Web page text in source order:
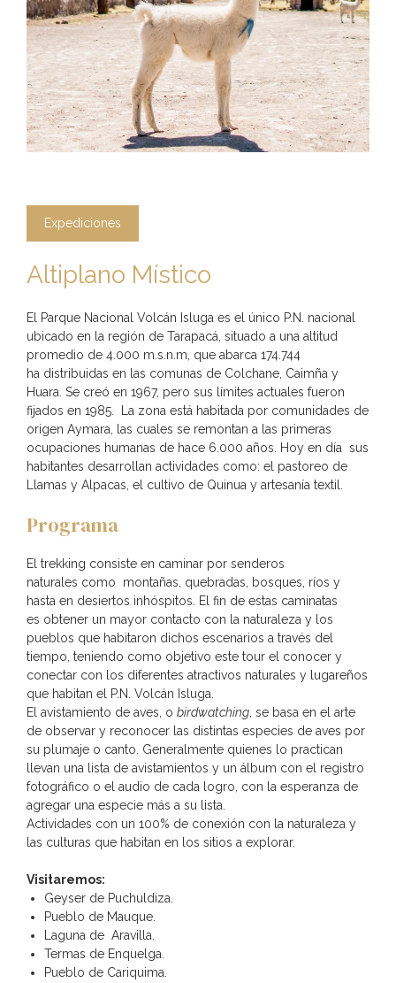
Expediciones
Altiplano Místico
El Parque Nacional Volcán Isluga es el único P.N. nacional
ubicado en la región de Tarapacá, situado a una altitud
promedio de 4.000 m.s.n.m, que abarca 174.744
ha distribuidas en las comunas de Colchane, Caimña y
Huara. Se creó en 1967, pero sus límites actuales fueron
fijados en 1985. La zona está habitada por comunidades de
origen Aymara, las cuales se remontan a las primeras
ocupaciones humanas de hace 6.000 años. Hoy en día sus
habitantes desarrollan actividades como: el pastoreo de
Llamas y Alpacas, el cultivo de Quinua y artesanía textil.
Programa
El trekking consiste en caminar por senderos
naturales como montañas, quebradas, bosques, ríos y
hasta en desiertos inhóspitos. El fin de estas caminatas
es obtener un mayor contacto con la naturaleza y los
pueblos que habitaron dichos escenarios a través del
tiempo, teniendo como objetivo este tour el conocer y
conectar con los diferentes atractivos naturales y lugareños
que habitan el P.N. Volcán Isluga.
El avistamiento de aves, o birdwatching , se basa en el arte
de observar y reconocer las distintas especies de aves por
su plumaje o canto. Generalmente quienes lo practican
llevan una lista de avistamientos y un álbum con el registro
fotográfico o el audio de cada logro, con la esperanza de
agregar una especie más a su lista.
Actividades con un 100% de conexión con la naturaleza y
las culturas que habitan en los sitios a explorar.
Visitaremos:
Geyser de Puchuldiza.
Pueblo de Mauque.
Laguna de Aravilla.
Termas de Enquelga.
Pueblo de Cariquima.